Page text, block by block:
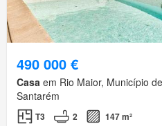
490 000 €
Casa em Rio Maior, Município
Santarém
T3 2 147 m²